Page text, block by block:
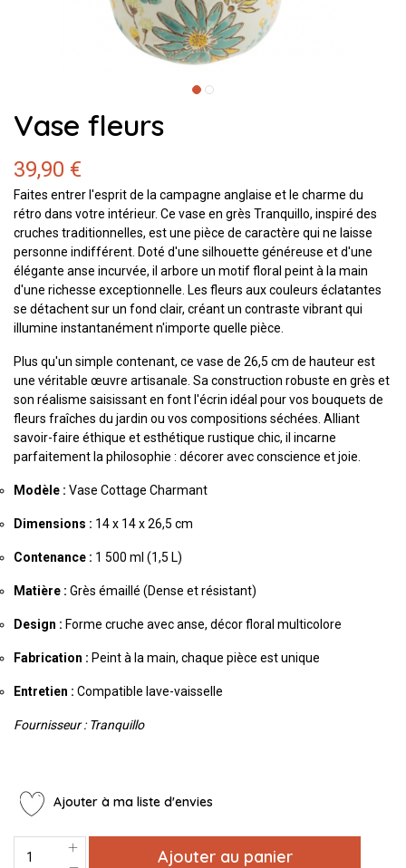
Vase fleurs
39,90 €
Faites entrer l'esprit de la campagne anglaise et le charme du
rétro dans votre intérieur. Ce vase en grès Tranquillo, inspiré des
cruches traditionnelles, est une pièce de caractère qui ne laisse
personne indifférent. Doté d'une silhouette généreuse et d'une
élégante anse incurvée, il arbore un motif floral peint à la main
d'une richesse exceptionnelle. Les fleurs aux couleurs éclatantes
se détachent sur un fond clair, créant un contraste vibrant qui
illumine instantanément n'importe quelle pièce.
Plus qu'un simple contenant, ce vase de 26,5 cm de hauteurest
une véritable œuvre artisanale. Sa construction robuste en grès et
son réalisme saisissant en font l'écrin idéal pour vos bouquets de
fleurs fraîches du jardin ou vos compositions séchées. Alliant
savoir-faire éthique et esthétique rustique chic, il incarne
parfaitement la philosophie : décorer avec conscience et joie.
Modèle : Vase Cottage Charmant
Dimensions : 14 x 14 x 26,5 cm
Contenance : 1 500 ml (1,5 L)
Matière : Grès émaillé (Dense et résistant)
Design : Forme cruche avec anse, décor floral multicolore
Fabrication : Peint à la main, chaque pièce est unique
Entretien : Compatible lave-vaisselle
Fournisseur : Tranquillo
Ajouter à ma liste d'envies
Ajouter au panier